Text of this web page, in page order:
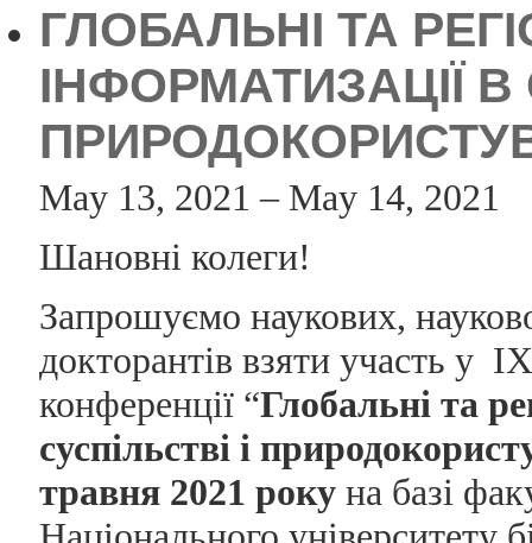
ГЛОБАЛЬНІ ТА
ІНФОРМАТИЗАЦІЇ В
May 13, 2021 – May 14, 2021
Шановні колеги!
Запрошуємо наукових,
докторантів взяти участь у
конференції “Глобальні та
суспільстві і
травня 2021 року на базі